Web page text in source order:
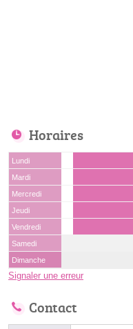
Horaires
Lundi
Mardi
Mercredi
Jeudi
Vendredi
Samedi
Dimanche
Signaler une erreur
Contact